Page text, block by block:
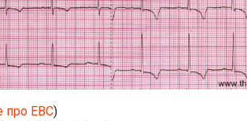
про ЕВС)